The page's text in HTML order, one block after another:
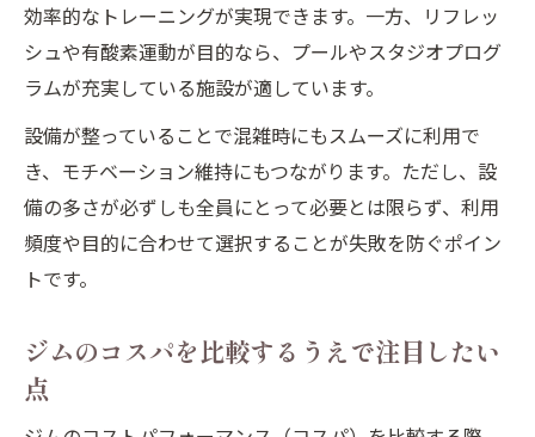
効率的なトレーニングが実現できます。一方、リフレッ
シュや有酸素運動が目的なら、プールやスタジオプログ
ラムが充実している施設が適しています。
設備が整っていることで混雑時にもスムーズに利用で
き、モチベーション維持にもつながります。ただし、設
備の多さが必ずしも全員にとって必要とは限らず、利用
頻度や目的に合わせて選択することが失敗を防ぐポイン
トです。
ジムのコスパを比較するうえで注目したい
点